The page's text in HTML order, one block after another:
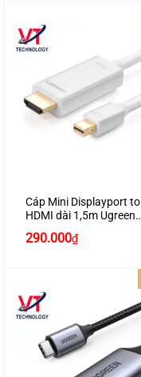
Cáp Mini Displayport to
HDMI dài 1,5m Ugreen
290.000₫